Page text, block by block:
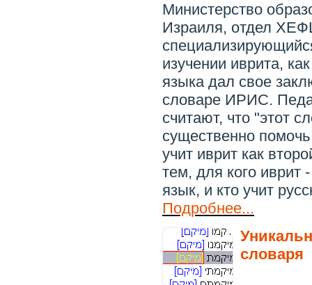
Министерство
Израиля, отдел
изучении иврита,
языка дал свое
словаре ИРИС.
считают, что "этот
существенно помочь
учит иврит как
тем, для кого иврит
язык, и кто учит
Подробнее...
словаря